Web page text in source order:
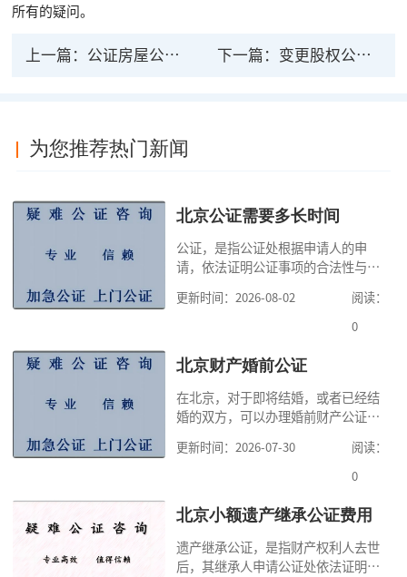
所有的疑问。
上一篇： 公证房屋公证是否有法律效果 下一篇： 变更股权公证有法律效力,还需要办理工商登记吗
为您推荐热门新闻
北京公证需要多长时间
公证，是指公证处根据申请人的申
请，依法证明公证事项的合法性与真
高公证事项的效力，固定证据，但是
很多人不知道在北京办理公证需要多
家，办理公证的时候除了需要按照公
道北京公证需要什么材料,北京公证需
要多少钱？北京公
更新时间：2026-08-02
阅读：
0
北京财产婚前公证
在北京，对于即将结婚，或者已经结
婚的双方，可以办理婚前财产公证，
式，可以避免个人财产引发的纠纷，
但是，在北京办理婚前财产公证，除
料外，公证咨询告诉大家，我们有必
京婚前财产公证机构？了解这些不仅
有利于我们根
更新时间：2026-07-30
阅读：
0
北京小额遗产继承公证费用
遗产继承公证，是指财产权利人去世
后，其继承人申请公证处依法证明继